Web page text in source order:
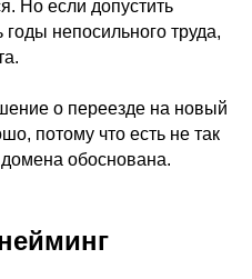
Но если допустить
непосильного труда,
о переезде на новый
потому что есть не так
обоснована.